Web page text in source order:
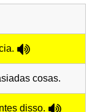
cosas.
disso.